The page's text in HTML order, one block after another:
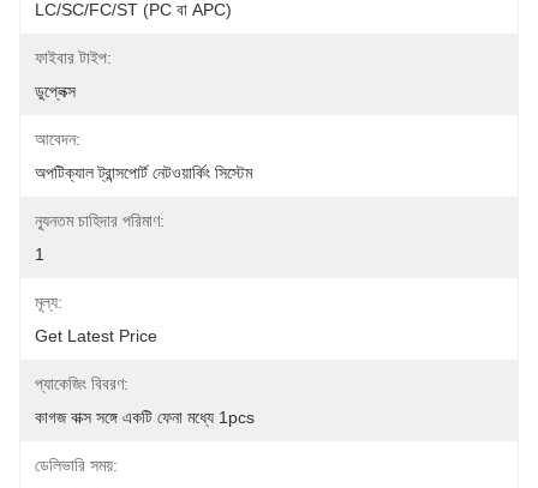
LC/SC/FC/ST (PC বা APC)
ফাইবার টাইপ:
ডুপ্লেক্স
আবেদন:
অপটিক্যাল ট্রান্সপোর্ট নেটওয়ার্কিং সিস্টেম
ন্যূনতম চাহিদার পরিমাণ:
1
মূল্য:
Get Latest Price
প্যাকেজিং বিবরণ:
কাগজ বাক্স সঙ্গে একটি ফেনা মধ্যে 1pcs
ডেলিভারি সময়: